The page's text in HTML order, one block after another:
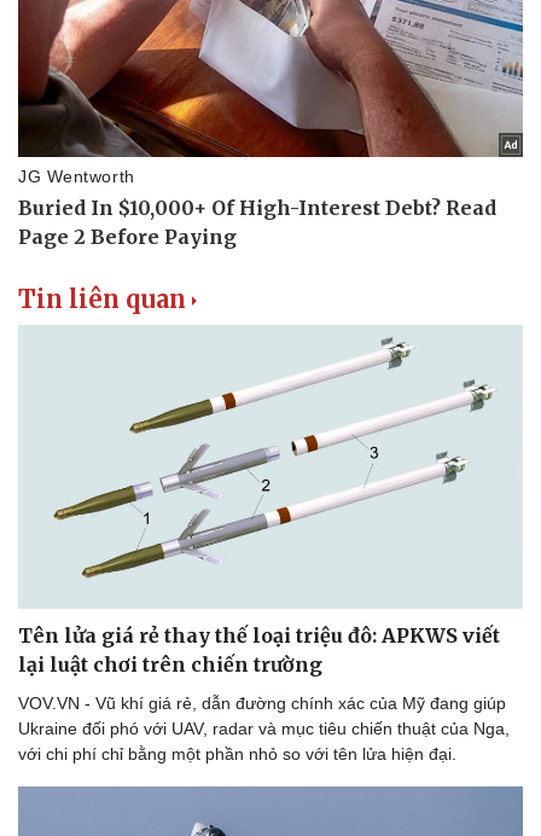
Dinh dưỡng - món ngon
Sản phụ khoa
Nhi khoa
Nam khoa
Làm đẹp - giảm cân
Phòng mạch online
Ăn sạch sống khỏe
Nhà đẹp
Tin liên quan
Tên lửa giá rẻ thay thế loại triệu đô: APKWS viết
lại luật chơi trên chiến trường
VOV.VN - Vũ khí giá rẻ, dẫn đường chính xác của Mỹ đang giúp
Ukraine đối phó với UAV, radar và mục tiêu chiến thuật của Nga,
với chi phí chỉ bằng một phần nhỏ so với tên lửa hiện đại.